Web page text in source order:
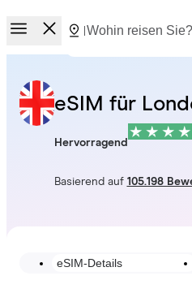
eSIM für
Hervorragend
Basierend auf 105.198
eSIM-Details